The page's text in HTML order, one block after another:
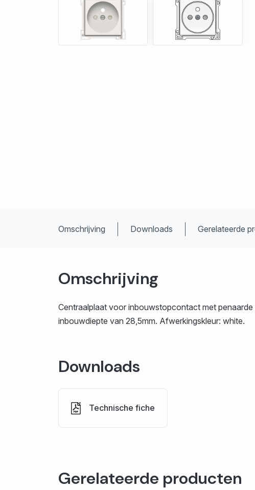
Omschrijving Downloads Gerelateerde
Omschrijving
Centraalplaat voor inbouwstopcontact met
inbouwdiepte van 28,5mm. Afwerkingskleur: white.
Downloads
Technische fiche
Gerelateerde producten